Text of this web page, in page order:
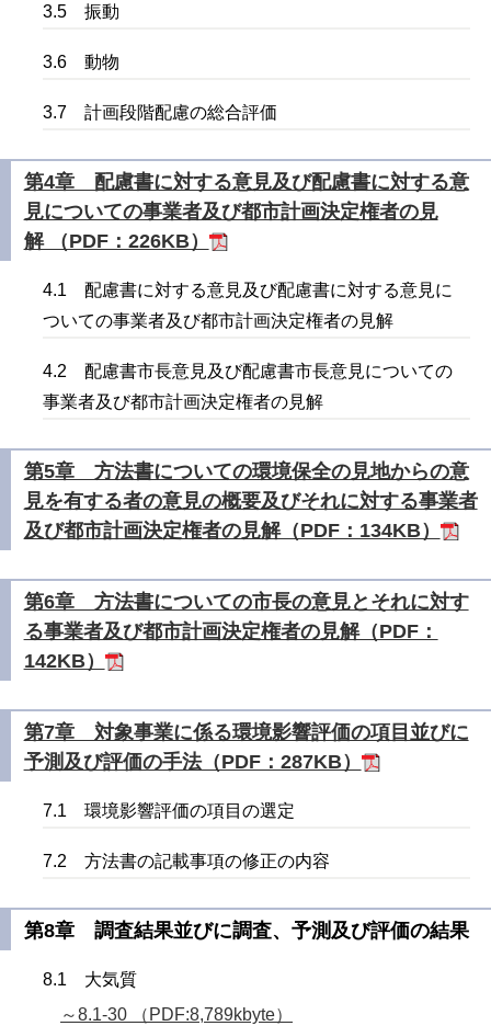
3.5 振動
3.6 動物
3.7 計画段階配慮の総合評価
第4章 配慮書に対する意見及び配慮書に対する意
見についての事業者及び都市計画決定権者の見
解 （PDF：226KB）
4.1 配慮書に対する意見及び配慮書に対する意見に
ついての事業者及び都市計画決定権者の見解
4.2 配慮書市長意見及び配慮書市長意見についての
事業者及び都市計画決定権者の見解
第5章 方法書についての環境保全の見地からの意
見を有する者の意見の概要及びそれに対する事業者
及び都市計画決定権者の見解（PDF：134KB）
第6章 方法書についての市長の意見とそれに対す
る事業者及び都市計画決定権者の見解（PDF：
142KB）
第7章 対象事業に係る環境影響評価の項目並びに
予測及び評価の手法（PDF：287KB）
7.1 環境影響評価の項目の選定
7.2 方法書の記載事項の修正の内容
第8章 調査結果並びに調査、予測及び評価の結果
8.1 大気質
～8.1-30 （PDF:8,789kbyte）